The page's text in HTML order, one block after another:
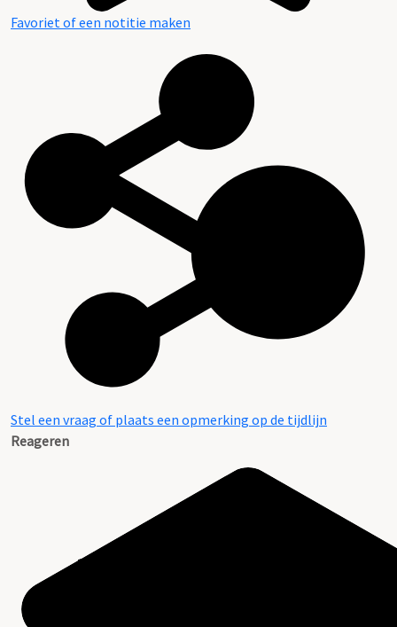
Favoriet of een notitie maken
Stel een vraag of plaats een opmerking op de tijdlijn
Reageren